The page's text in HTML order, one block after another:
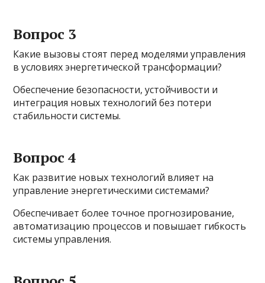
Вопрос 3
Какие вызовы стоят перед моделями управления
в условиях энергетической трансформации?
Обеспечение безопасности, устойчивости и
интеграция новых технологий без потери
стабильности системы.
Вопрос 4
Как развитие новых технологий влияет на
управление энергетическими системами?
Обеспечивает более точное прогнозирование,
автоматизацию процессов и повышает гибкость
системы управления.